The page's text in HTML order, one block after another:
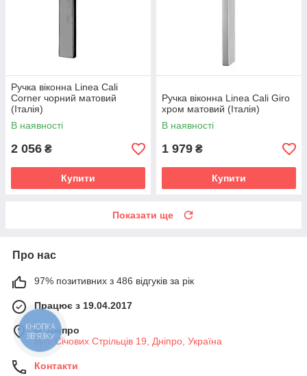
Ручка віконна Linea Cali
Corner чорний матовий
(Італія)
В наявності
2 056 ₴
Купити
Ручка віконна Linea Cali Giro
хром матовий (Італія)
В наявності
1 979 ₴
Купити
Показати ще
Про нас
97% позитивних з 486 відгуків за рік
Працює з 19.04.2017
м. Дніпро
вул. Січових Стрільців 19, Дніпро, Україна
Контакти
КНОПКА
ЗВ'ЯЗКУ